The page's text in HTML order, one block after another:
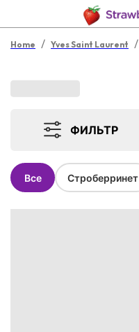
Home / Yves Saint Laurent /
ФИЛЬТР
Все Строберринет